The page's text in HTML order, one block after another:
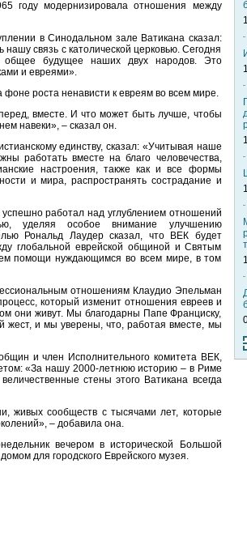
году модернизировала отношения между
в Синодальном зале Ватикана сказал:
нашу связь с католической церковью. Сегодня
общее будущее наших двух народов. Это
и евреями».
фоне роста ненависти к евреям во всем мире.
вместе. И что может быть лучше, чтобы
навеки», – сказал он.
единству, сказал: «Учитывая наше
работать вместе на благо человечества,
настроения, также как и все формы
и мира, распространять сострадание и
работал над углублением отношений
уделяя особое внимание улучшению
Рональд Лаудер сказал, что ВЕК будет
глобальной еврейской общиной и Святым
помощи нуждающимся во всем мире, в том
отношениям Клаудио Эпельман
который изменит отношения евреев и
они живут. Мы благодарны Папе Франциску,
жест, и мы уверены, что, работая вместе, мы
и член Исполнительного комитета ВЕК,
«За нашу 2000-летнюю историю – в Риме
стены этого Ватикана всегда
живых сообществ с тысячами лет, которые
– добавила она.
вечером в исторической Большой
для городского Еврейского музея.